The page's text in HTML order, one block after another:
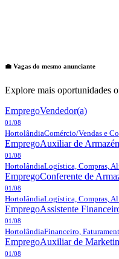
💼 Vagas do mesmo anunciante
Explore mais oportunidades
EmpregoVendedor(a)
01/08
HortolândiaComércio/Vendas e
EmpregoAuxiliar de
01/08
HortolândiaLogística, Compras,
EmpregoConferente de
01/08
HortolândiaLogística, Compras,
EmpregoAssistente
01/08
HortolândiaFinanceiro,
EmpregoAuxiliar de
01/08